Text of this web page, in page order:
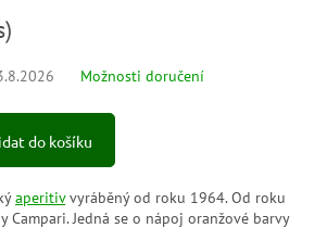
)
Možnosti doručení
do košíku
aperitivvyráběný od roku 1964. Od roku
Campari. Jedná se o nápoj oranžové barvy